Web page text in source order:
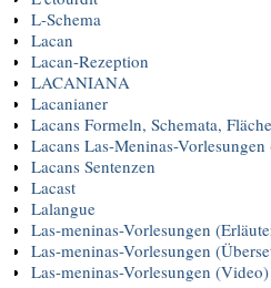
L-Schema
Lacan
Lacan-Rezeption
LACANIANA
Lacanianer
Lacans Formeln, Schemata,
Lacans Las-Meninas-
Lacans Sentenzen
Lacast
Lalangue
Las-meninas-Vorlesungen
Las-meninas-Vorlesungen
Las-meninas-Vorlesungen (Video)